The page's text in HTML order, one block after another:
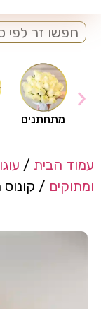
מתחתנים
עמוד הבית /
ומתוקים / קונוס